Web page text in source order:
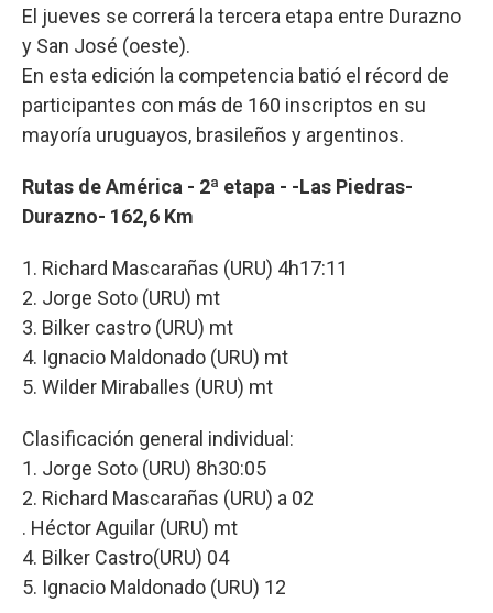
El jueves se correrá la tercera etapa entre Durazno
y San José (oeste).
En esta edición la competencia batió el récord de
participantes con más de 160 inscriptos en su
mayoría uruguayos, brasileños y argentinos.
Rutas de América - 2ª etapa - -Las Piedras-
Durazno- 162,6 Km
1. Richard Mascarañas (URU) 4h17:11
2. Jorge Soto (URU) mt
3. Bilker castro (URU) mt
4. Ignacio Maldonado (URU) mt
5. Wilder Miraballes (URU) mt
Clasificación general individual:
1. Jorge Soto (URU) 8h30:05
2. Richard Mascarañas (URU) a 02
. Héctor Aguilar (URU) mt
4. Bilker Castro(URU) 04
5. Ignacio Maldonado (URU) 12